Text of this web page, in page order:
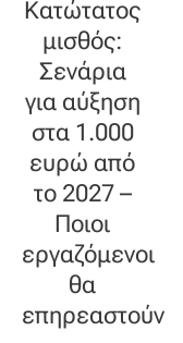
Διαχείρισης
Ακινήτων
(ΜΙΔΑ)που
προωθεί η
Ανεξάρτητη
Αρχή Δημοσίων
Εσόδων
(ΑΑΔΕ).
Κατώτατος
μισθός:
Σενάρια
για αύξηση
στα 1.000
ευρώ από
το 2027 –
Ποιοι
εργαζόμενοι
θα
επηρεαστούν